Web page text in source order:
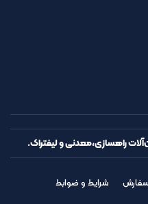
راهسازی،معدنی و لیفتراک.
شرایط و ضوابط